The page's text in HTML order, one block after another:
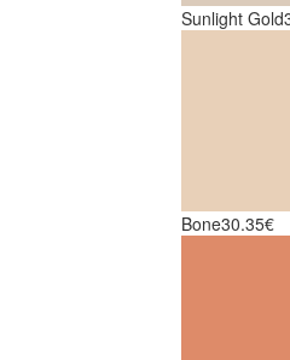
Sunlight Gold
Bone30.35€